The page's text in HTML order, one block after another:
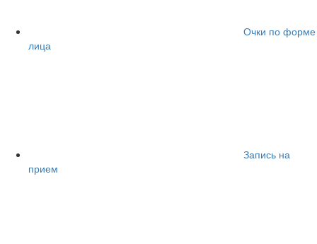
Очки по форме
лица
Запись на
прием